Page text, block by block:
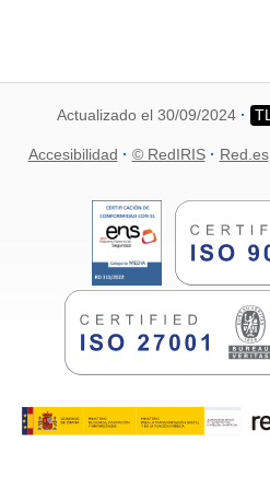
Actualizado el 30/09/2024
Accesibilidad © RedIRIS Red.es